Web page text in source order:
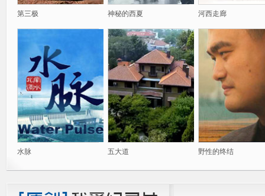
第三极 神秘的西夏 河西走廊
水脉 五大道 野性的终结